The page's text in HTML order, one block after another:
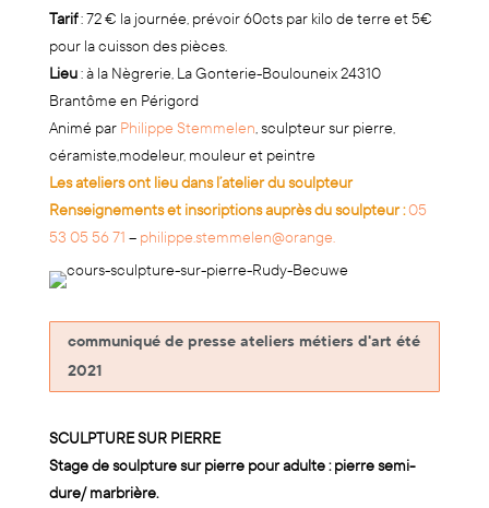
Tarif: 72 € la journée, prévoir 60cts par kilo de terre et 5€
pour la cuisson des pièces.
Lieu: à la Nègrerie, La Gonterie-Boulouneix 24310
Brantôme en Périgord
Animé parPhilippe Stemmelen, sculpteur sur pierre,
céramiste,modeleur, mouleur et peintre
Les ateliers ont lieu dans l’atelier du sculpteur
Renseignements et inscriptions auprès du sculpteur :05
53 05 56 71 – philippe.stemmelen@orange.
communiqué de presse ateliers métiers d'art été
2021
SCULPTURE SUR PIERRE
Stage de sculpture sur pierre pour adulte : pierre semi-
dure/ marbrière.